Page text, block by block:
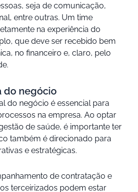
seja de comunicação,
entre outras. Um time
na experiência do
que deve ser recebido bem
no financeiro e, claro, pelo
do negócio
do negócio é essencial para
na empresa. Ao optar
de saúde, é importante ter
também é direcionado para
e estratégicas.
de contratação e
terceirizados podem estar